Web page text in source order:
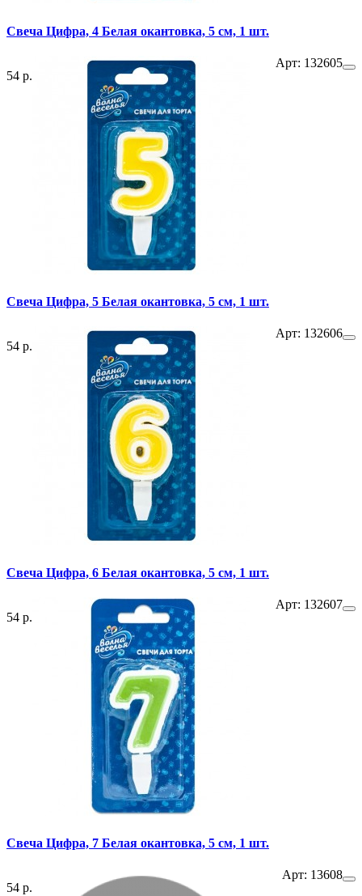
Свеча Цифра, 4 Белая окантовка, 5 см, 1 шт.
54 р.
Арт: 132605
Свеча Цифра, 5 Белая окантовка, 5 см, 1 шт.
54 р.
Арт: 132606
Свеча Цифра, 6 Белая окантовка, 5 см, 1 шт.
54 р.
Арт: 132607
Свеча Цифра, 7 Белая окантовка, 5 см, 1 шт.
54 р.
Арт: 13608